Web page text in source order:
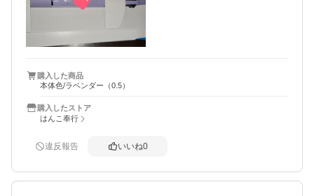
目立たない方が良い方には、イイのかもしれませんが…プ
り名入れがわかる方がいいなぁ～って感想です。
頼まないと思います。
ですが、しっかりと特急仕上げで届いたので、そこは信頼
出来る！
は前のマークと別に後ろにも専用のマークが選んでつけれ
購入した商品
本体色/ラベンダー（0.5）
購入したストア
はんこ奉行
違反報告 いいね0